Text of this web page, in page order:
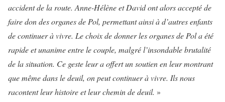
accident de la route. Anne-Hélène et David ont alors accepté de
faire don des organes de Pol, permettant ainsi à d’autres enfants
de continuer à vivre. Le choix de donner les organes de Pol a été
rapide et unanime entre le couple, malgré l’insondable brutalité
de la situation. Ce geste leur a offert un soutien en leur montrant
que même dans le deuil, on peut continuer à vivre. Ils nous
racontent leur histoire et leur chemin de deuil. »